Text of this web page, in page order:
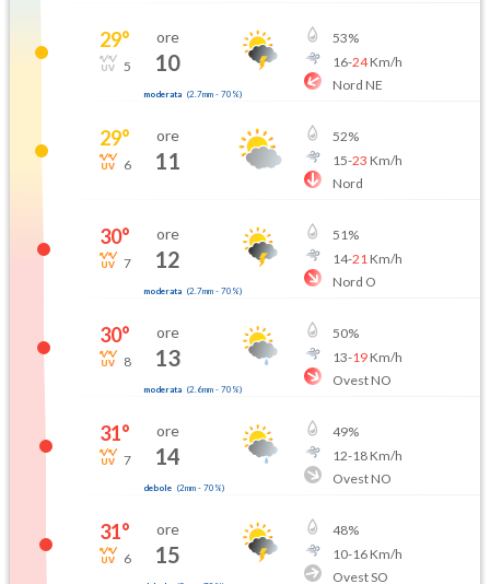
29°
5
ore
10
moderata (2.7mm- 70 %)
53%
16-24Km/h
Nord NE
29°
6
ore
11
52%
15-23 Km/h
Nord
30°
7
ore
12
moderata (2.7mm- 70 %)
51%
14-21 Km/h
Nord O
30°
8
ore
13
moderata (2.6mm- 70 %)
50%
13-19Km/h
Ovest NO
31°
7
ore
14
debole (2mm- 70 %)
49%
12-18Km/h
Ovest NO
31°
6
ore
15
48%
10-16Km/h
Ovest SO